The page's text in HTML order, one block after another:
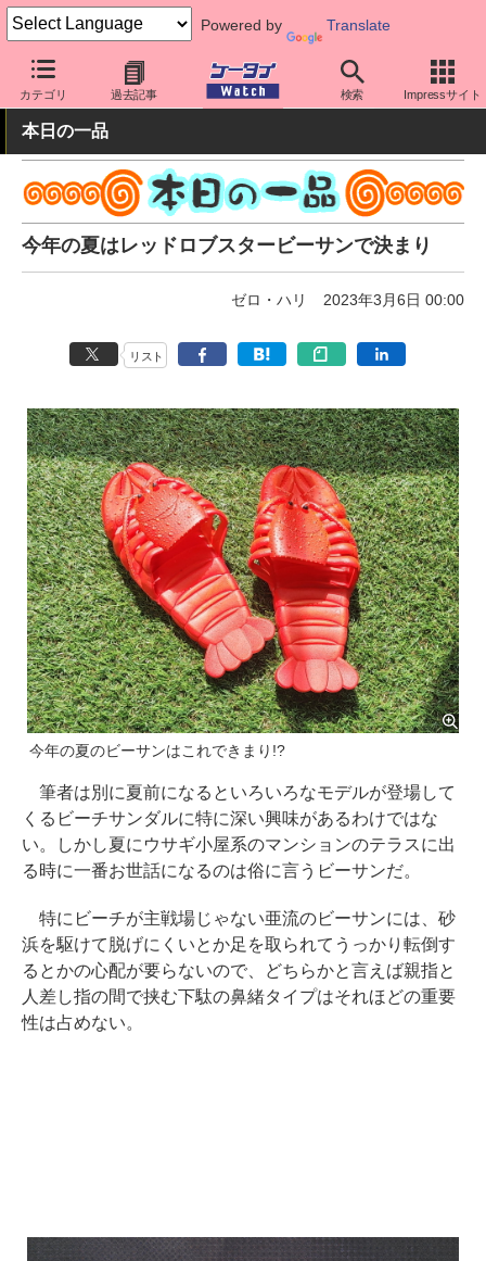
Powered by Translate
カテゴリ 過去記事 検索 Impressサイト
ケータイ Watch 周辺機器/アクセサリー その他
本日の一品
今年の夏はレッドロブスタービーサンで決まり
ゼロ・ハリ 2023年3月6日 00:00
リスト
今年の夏のビーサンはこれできまり!?
筆者は別に夏前になるといろいろなモデルが登場して
くるビーチサンダルに特に深い興味があるわけではな
い。しかし夏にウサギ小屋系のマンションのテラスに出
る時に一番お世話になるのは俗に言うビーサンだ。
特にビーチが主戦場じゃない亜流のビーサンには、砂
浜を駆けて脱げにくいとか足を取られてうっかり転倒す
るとかの心配が要らないので、どちらかと言えば親指と
人差し指の間で挟む下駄の鼻緒タイプはそれほどの重要
性は占めない。